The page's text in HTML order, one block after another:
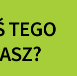
TEGO